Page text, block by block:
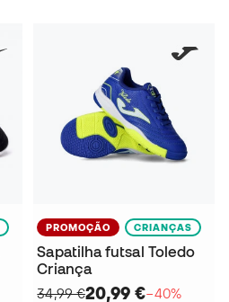
PROMOÇÃO CRIANÇAS
Sapatilha futsal Toledo
Criança
34,99 €20,99 €−40%